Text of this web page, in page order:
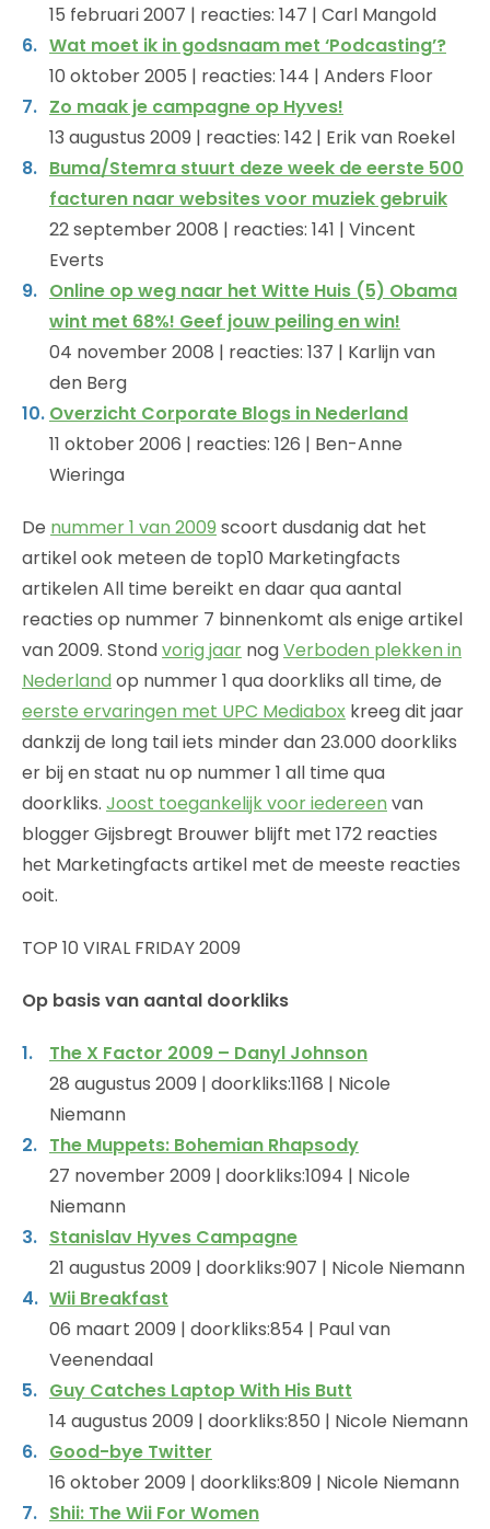
15 februari 2007 | reacties: 147 | Carl Mangold
Wat moet ik in godsnaam met ‘Podcasting’?
10 oktober 2005 | reacties: 144 | Anders Floor
Zo maak je campagne op Hyves!
13 augustus 2009 | reacties: 142 | Erik van Roekel
Buma/Stemra stuurt deze week de eerste 500
facturen naar websites voor muziek gebruik
22 september 2008 | reacties: 141 | Vincent
Everts
Online op weg naar het Witte Huis (5) Obama
wint met 68%! Geef jouw peiling en win!
04 november 2008 | reacties: 137 | Karlijn van
den Berg
Overzicht Corporate Blogs in Nederland
11 oktober 2006 | reacties: 126 | Ben-Anne
Wieringa
De nummer 1 van 2009 scoort dusdanig dat het
artikel ook meteen de top10 Marketingfacts
artikelen All time bereikt en daar qua aantal
reacties op nummer 7 binnenkomt als enige artikel
van 2009. Stondvorig jaar nogVerboden plekken in
Nederland op nummer 1 qua doorkliks all time, de
eerste ervaringen met UPC Mediabox kreeg dit jaar
dankzij de long tail iets minder dan 23.000 doorkliks
er bij en staat nu op nummer 1 all time qua
doorkliks. Joost toegankelijk voor iedereen van
blogger Gijsbregt Brouwer blijft met 172 reacties
het Marketingfacts artikel met de meeste reacties
ooit.
TOP 10 VIRAL FRIDAY 2009
Op basis van aantal doorkliks
The X Factor 2009 – Danyl Johnson
28 augustus 2009 | doorkliks:1168 | Nicole
Niemann
The Muppets: Bohemian Rhapsody
27 november 2009 | doorkliks:1094 | Nicole
Niemann
Stanislav Hyves Campagne
21 augustus 2009 | doorkliks:907 | Nicole Niemann
Wii Breakfast
06 maart 2009 | doorkliks:854 | Paul van
Veenendaal
Guy Catches Laptop With His Butt
14 augustus 2009 | doorkliks:850 | Nicole Niemann
Good-bye Twitter
16 oktober 2009 | doorkliks:809 | Nicole Niemann
Shii: The Wii For Women